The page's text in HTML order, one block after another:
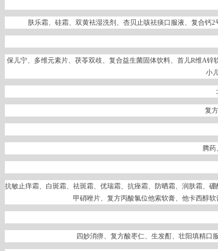
肤乐霜、硅霜、双黄袪湿洗剂、杏贝止咳祛痰口服液、复合钙
保儿宁、多维元素片、茯苓双歧、复合益生菌固体饮料、首儿R维A
小
复
腾药
抗敏止痒霜、白斑霜、祛斑霜、优瑞霜、抗痤霜、防晒霜、润肤霜、
甲硝唑片、复方丙酸氯位他索软膏、他卡西醇
四妙消痹、复方酸枣仁、生发酊、壮阳填精口